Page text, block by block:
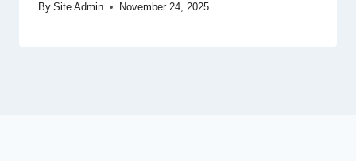
By Site Admin November 24, 2025